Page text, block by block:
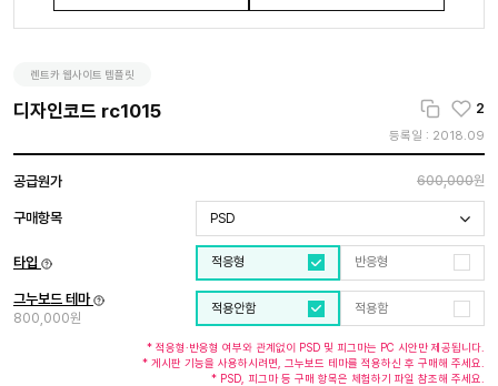
렌트카 웹사이트 템플릿
디자인코드 rc1015 2
등록일 : 2018.09
공급원가 600,000원
구매항목 PSD
타입 적응형 반응형
그누보드 테마
800,000원
적용안함 적용함
* 적응형·반응형 여부와 관계없이 PSD 및 피그마는 PC 시안만 제공됩니다.
* 게시판 기능을 사용하시려면, 그누보드 테마를 적용하신 후 구매해 주세요.
* PSD, 피그마 등 구매 항목은 체험하기 파일 참조해 주세요.